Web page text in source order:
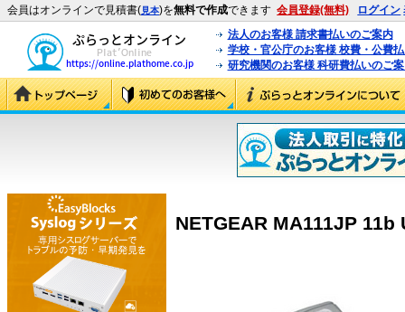
会員はオンラインで見積書(見本)を無料で作成できます 会員登録(無料) ログイン
法人のお客様 請求書払いのご案内
学校・官公庁のお客様 校費・公費
研究機関のお客様 科研費払いのご
NETGEAR MA111JP